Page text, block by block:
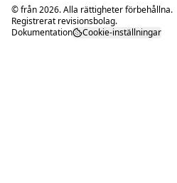
© från2026. Alla rättigheter förbehållna.
Registrerat revisionsbolag.
Dokumentation
Cookie-inställningar